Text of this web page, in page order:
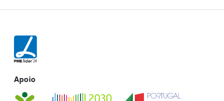
Apoio